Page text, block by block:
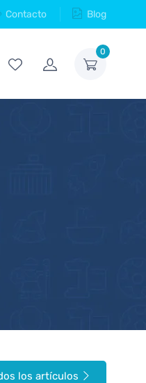
Contacto Blog
0
los artículos